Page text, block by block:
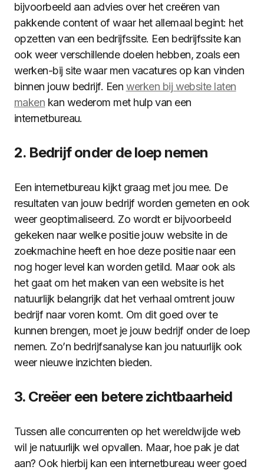
bijvoorbeeld aan advies over het creëren van
pakkende content of waar het allemaal begint: het
opzetten van een bedrijfssite. Een bedrijfssite kan
ook weer verschillende doelen hebben, zoals een
werken-bij site waar men vacatures op kan vinden
binnen jouw bedrijf. Een werken bij website laten
maken kan wederom met hulp van een
internetbureau.
2. Bedrijf onder de loep nemen
Een internetbureau kijkt graag met jou mee. De
resultaten van jouw bedrijf worden gemeten en ook
weer geoptimaliseerd. Zo wordt er bijvoorbeeld
gekeken naar welke positie jouw website in de
zoekmachine heeft en hoe deze positie naar een
nog hoger level kan worden getild. Maar ook als
het gaat om het maken van een website is het
natuurlijk belangrijk dat het verhaal omtrent jouw
bedrijf naar voren komt. Om dit goed over te
kunnen brengen, moet je jouw bedrijf onder de loep
nemen. Zo’n bedrijfsanalyse kan jou natuurlijk ook
weer nieuwe inzichten bieden.
3. Creëer een betere zichtbaarheid
Tussen alle concurrenten op het wereldwijde web
wil je natuurlijk wel opvallen. Maar, hoe pak je dat
aan? Ook hierbij kan een internetbureau weer goed